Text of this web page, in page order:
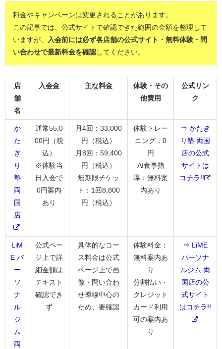
料金やキャンペーンは変更されることがあります。
この記事では、公式サイトで確認できた範囲の金額を整理して
いますが、 入会前には必ず各店舗の公式サイト・無料体験・問
い合わせで最新料金を確認してください。
店
舗
名
入会金 主な料金
体験・その
他費用
公式リン
ク
か
た
ぎ
り
塾
両
国
店
通常55,0
00円（税
込）
※体験当
日入会で
0円案内
あり
月4回：33,000
円（税込）
月8回：59,400
円（税込）
無期限チケッ
ト：1回8,800
円（税込）
体験トレー
ニング：0
円
AI食事指
導：無料案
内あり
⇒ かたぎ
り塾 両国
店の公式
サイトは
コチラ!!
LiM
E パ
ー
ソ
ナ
ル
ジ
ム
両
公式ペー
ジ上で詳
細金額は
テキスト
確認でき
ず
具体的なコー
ス料金は公式
ページ上で画
像・問い合わ
せ導線中心の
ため、要確認
体験料金：
無料案内あ
り
分割払い・
クレジット
カード利用
可の案内あ
り
⇒ LiME
パーソナ
ルジム 両
国店の公
式サイト
はコチラ!!